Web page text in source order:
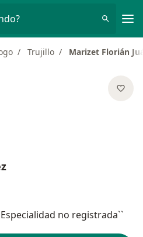
Trujillo Marizet Florián
no registrada``